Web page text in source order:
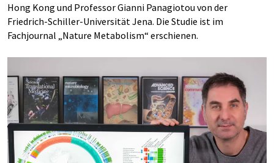
Hong Kong und Professor Gianni Panagiotou von der
Friedrich-Schiller-Universität Jena. Die Studie ist im
Fachjournal „Nature Metabolism“ erschienen.